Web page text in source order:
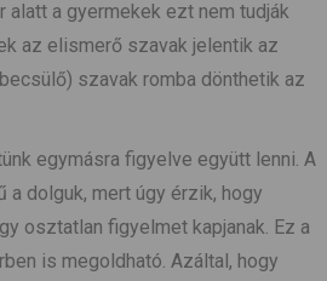
a gyermekek ezt nem tudják
az elismerő szavak jelentik az
szavak romba dönthetik az
egymásra figyelve együtt lenni. A
dolguk, mert úgy érzik, hogy
osztatlan figyelmet kapjanak. Ez a
is megoldható. Azáltal, hogy